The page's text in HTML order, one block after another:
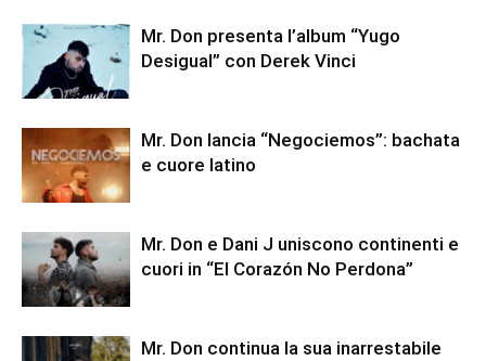
Mr. Don presenta l’album “Yugo
Desigual” con Derek Vinci
Mr. Don lancia “Negociemos”: bachata
e cuore latino
Mr. Don e Dani J uniscono continenti e
cuori in “El Corazón No Perdona”
Mr. Don continua la sua inarrestabile